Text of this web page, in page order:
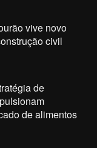
vive novo
civil
de
de alimentos